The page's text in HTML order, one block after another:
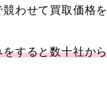
わせて買取価格
すると数十社か